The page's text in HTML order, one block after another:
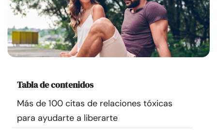
Ayuda
Cursos
Recursos
Comunidad
Tabla de contenidos
Más de 100 citas de relaciones tóxicas
para ayudarte a liberarte